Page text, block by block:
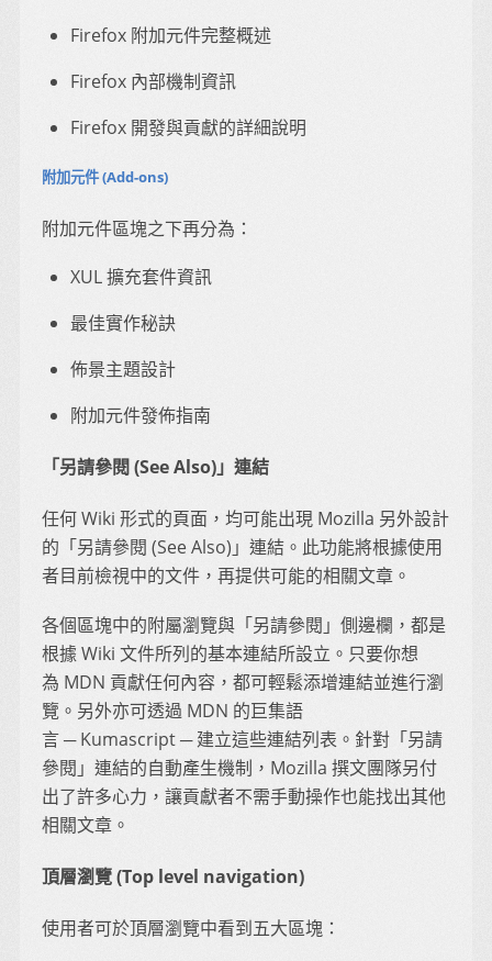
Firefox 附加元件完整概述
Firefox 內部機制資訊
Firefox 開發與貢獻的詳細說明
附加元件 (Add-ons)
附加元件區塊之下再分為：
XUL 擴充套件資訊
最佳實作秘訣
佈景主題設計
附加元件發佈指南
「另請參閱 (See Also)」連結
任何 Wiki 形式的頁面，均可能出現 Mozilla 另外設計
的「另請參閱 (See Also)」連結。此功能將根據使用
者目前檢視中的文件，再提供可能的相關文章。
各個區塊中的附屬瀏覽與「另請參閱」側邊欄，都是
根據 Wiki 文件所列的基本連結所設立。只要你想
為 MDN 貢獻任何內容，都可輕鬆添增連結並進行瀏
覽。另外亦可透過 MDN 的巨集語
言 ─ Kumascript ─ 建立這些連結列表。針對「另請
參閱」連結的自動產生機制，Mozilla 撰文團隊另付
出了許多心力，讓貢獻者不需手動操作也能找出其他
相關文章。
頂層瀏覽 (Top level navigation)
使用者可於頂層瀏覽中看到五大區塊：